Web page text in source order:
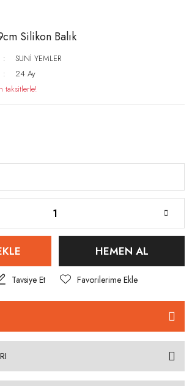
Silikon Balık
SUNİ YEMLER
24 Ay
taksitlerle!
HEMEN AL
Tavsiye Et